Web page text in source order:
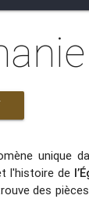
unique
l'histoire de
des